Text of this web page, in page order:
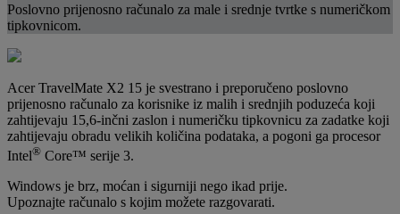
Poslovno prijenosno računalo za male i srednje tvrtke s numeričkom
tipkovnicom.
Acer TravelMate X2 15 je svestrano i preporučeno poslovno
prijenosno računalo za korisnike iz malih i srednjih poduzeća koji
zahtijevaju 15,6-inčni zaslon i numeričku tipkovnicu za zadatke koji
zahtijevaju obradu velikih količina podataka, a pogoni ga procesor
Intel® Core™ serije 3.
Windows je brz, moćan i sigurniji nego ikad prije.
Upoznajte računalo s kojim možete razgovarati.